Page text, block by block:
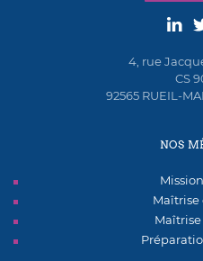
4, rue
CS
92565 RUEIL-
NOS
Maîtrise